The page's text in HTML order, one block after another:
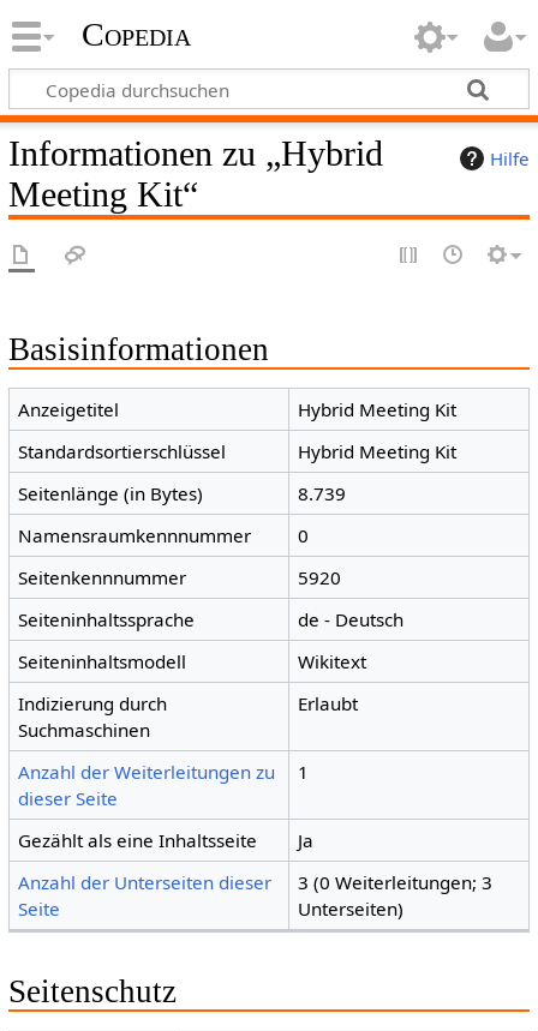
Copedia
Hilfe
Informationen zu „Hybrid
Meeting Kit“
Basisinformationen
Anzeigetitel
Hybrid Meeting Kit
Standardsortierschlüssel
Hybrid Meeting Kit
Seitenlänge (in Bytes)
8.739
Namensraumkennnummer
0
Seitenkennnummer
5920
Seiteninhaltssprache
de - Deutsch
Seiteninhaltsmodell
Wikitext
Indizierung durch
Suchmaschinen
Erlaubt
Anzahl der Weiterleitungen zu
dieser Seite
1
Gezählt als eine Inhaltsseite
Ja
Anzahl der Unterseiten dieser
Seite
3 (0 Weiterleitungen; 3
Unterseiten)
Seitenschutz